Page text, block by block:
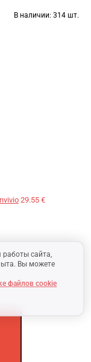
сайта,
Вы можете
файлов cookie
В наличии: 314 шт.
29.55 €